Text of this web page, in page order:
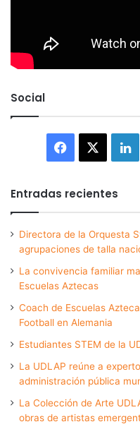
Social
Facebook
Entradas recientes
Directora de la Orquesta
agrupaciones de talla
La convivencia familiar
Escuelas Aztecas
Coach de Escuelas
Football en Alemania
Estudiantes STEM de la
La UDLAP reúne a
administración pública
La Colección de Arte
obras de artistas